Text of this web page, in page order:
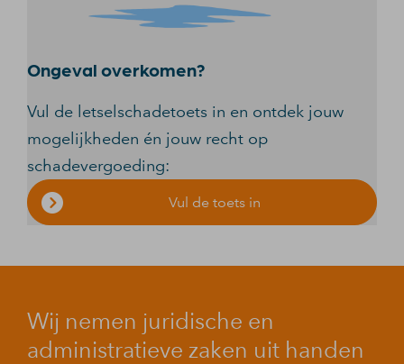
Ongeval overkomen?
Vul de letselschadetoets in en ontdek jouw
mogelijkheden én jouw recht op
schadevergoeding:
Vul de toets in
Wij nemen juridische en
administratieve zaken uit handen